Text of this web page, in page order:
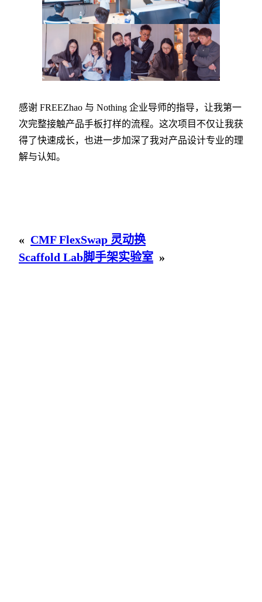
感谢 FREEZhao 与 Nothing 企业导师的指导，让我第一
次完整接触产品手板打样的流程。这次项目不仅让我获
得了快速成长，也进一步加深了我对产品设计专业的理
解与认知。
« CMF FlexSwap 灵动换
Scaffold Lab脚手架实验室 »